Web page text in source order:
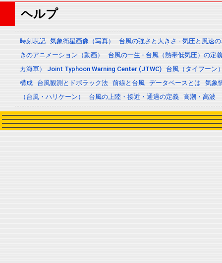
ヘルプ
時刻表記 気象衛星画像（写真）
台風の強さと大きさ - 気圧と風速
きのアニメーション（動画）
台風の一生 - 台風（熱帯低気圧）の定
カ海軍） Joint Typhoon Warning Center (JTWC)
台風（タイフーン
構成
台風観測とドボラック法 前線と台風 データベースとは
気象
（台風・ハリケーン）
台風の上陸・接近・通過の定義 高潮・高波